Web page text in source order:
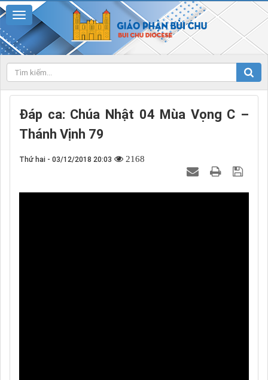
Đáp ca: Chúa Nhật 04 Mùa Vọng C –
Thánh Vịnh 79
Thứ hai - 03/12/2018 20:03 2168